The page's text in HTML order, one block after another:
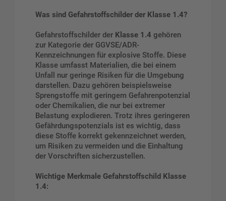
Was sind Gefahrstoffschilder der Klasse 1.4?
Gefahrstoffschilder der Klasse 1.4 gehören
zur Kategorie der GGVSE/ADR-
Kennzeichnungen für explosive Stoffe. Diese
Klasse umfasst Materialien, die bei einem
Unfall nur geringe Risiken für die Umgebung
darstellen. Dazu gehören beispielsweise
Sprengstoffe mit geringem Gefahrenpotenzial
oder Chemikalien, die nur bei extremer
Belastung explodieren. Trotz ihres geringeren
Gefährdungspotenzials ist es wichtig, dass
diese Stoffe korrekt gekennzeichnet werden,
um Risiken zu vermeiden und die Einhaltung
der Vorschriften sicherzustellen.
Wichtige Merkmale Gefahrstoffschild Klasse
1.4: